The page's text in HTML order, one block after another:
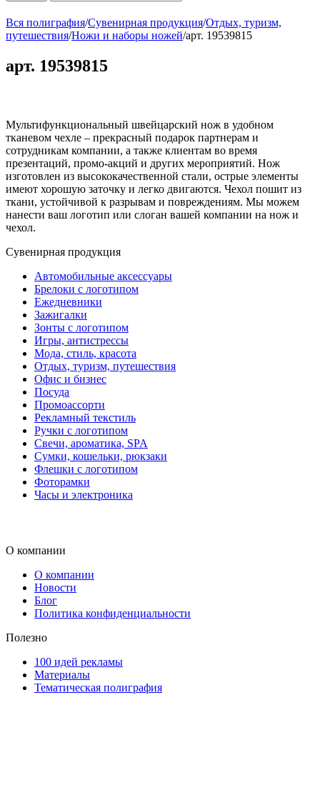
Вся полиграфия/Сувенирная продукция/Отдых, туризм,
путешествия/Ножи и наборы ножей/арт. 19539815
арт. 19539815
Мультифункциональный швейцарский нож в удобном
тканевом чехле – прекрасный подарок партнерам и
сотрудникам компании, а также клиентам во время
презентаций, промо-акций и других мероприятий. Нож
изготовлен из высококачественной стали, острые элементы
имеют хорошую заточку и легко двигаются. Чехол пошит из
ткани, устойчивой к разрывам и повреждениям. Мы можем
нанести ваш логотип или слоган вашей компании на нож и
чехол.
Сувенирная продукция
Автомобильные аксессуары
Брелоки с логотипом
Ежедневники
Зажигалки
Зонты с логотипом
Игры, антистрессы
Мода, стиль, красота
Отдых, туризм, путешествия
Офис и бизнес
Посуда
Промоассорти
Рекламный текстиль
Ручки с логотипом
Свечи, ароматика, SPA
Сумки, кошельки, рюкзаки
Флешки с логотипом
Фоторамки
Часы и электроника
О компании
О компании
Новости
Блог
Политика конфиденциальности
Полезно
100 идей рекламы
Материалы
Тематическая полиграфия